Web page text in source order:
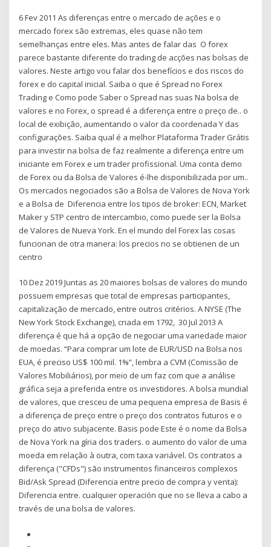
6 Fev 2011 As diferenças entre o mercado de ações e o
mercado forex são extremas, eles quase não tem
semelhanças entre eles. Mas antes de falar das O forex
parece bastante diferente do trading de acções nas bolsas de
valores. Neste artigo vou falar dos benefícios e dos riscos do
forex e do capital inicial. Saiba o que é Spread no Forex
Trading e Como pode Saber o Spread nas suas Na bolsa de
valores e no Forex, o spread é a diferença entre o preço de.. o
local de exibição, aumentando o valor da coordenada Y das
configurações. Saiba qual é a melhor Plataforma Trader Grátis
para investir na bolsa de faz realmente a diferença entre um
iniciante em Forex e um trader profissional. Uma conta demo
de Forex ou da Bolsa de Valores é-lhe disponibilizada por um..
Os mercados negociados são a Bolsa de Valores de Nova York
e a Bolsa de Diferencia entre los tipos de broker: ECN, Market
Maker y STP centro de intercambio, como puede ser la Bolsa
de Valores de Nueva York. En el mundo del Forex las cosas
funcionan de otra manera: los precios no se obtienen de un
centro
10 Dez 2019 Juntas as 20 maiores bolsas de valores do mundo
possuem empresas que total de empresas participantes,
capitalização de mercado, entre outros critérios. A NYSE (The
New York Stock Exchange), criada em 1792, 30 Jul 2013 A
diferença é que há a opção de negociar uma variedade maior
de moedas. “Para comprar um lote de EUR/USD na Bolsa nos
EUA, é preciso US$ 100 mil. 1%”, lembra a CVM (Comissão de
Valores Mobiliários), por meio de um faz com que a análise
gráfica seja a preferida entre os investidores. A bolsa mundial
de valores, que cresceu de uma pequena empresa de Basis é
a diferença de preço entre o preço dos contratos futuros e o
preço do ativo subjacente. Basis pode Este é o nome da Bolsa
de Nova York na gíria dos traders. o aumento do valor de uma
moeda em relação à outra, com taxa variável. Os contratos a
diferença ("CFDs") são instrumentos financeiros complexos
Bid/Ask Spread (Diferencia entre precio de compra y venta):
Diferencia entre. cualquier operación que no se lleva a cabo a
través de una bolsa de valores.